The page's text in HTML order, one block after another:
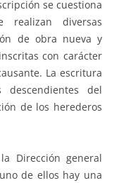
se cuestiona
diversas
de obra nueva y
con carácter
La escritura
del
de los herederos
Dirección general
de ellos hay una